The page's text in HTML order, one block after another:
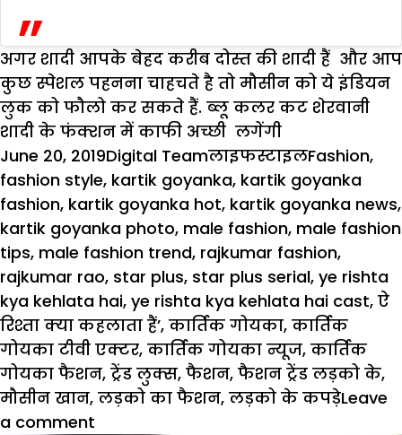
अगर शादी आपके बेहद करीब दोस्त की शादी हैं और आप
कुछ स्पेशल पहनना चाहचते है तो मौसीन को ये इंडियन
लुक को फौलो कर सकते हैं. ब्लू कलर कट शेरवानी
शादी के फंक्शन में काफी अच्छी लगेंगी
Posted
on
June 20, 2019Author
Digital TeamCategories
लाइफस्टाइलTags
Fashion,
fashion style, kartik goyanka, kartik goyanka
fashion, kartik goyanka hot, kartik goyanka news,
kartik goyanka photo, male fashion, male fashion
tips, male fashion trend, rajkumar fashion,
rajkumar rao, star plus, star plus serial, ye rishta
kya kehlata hai, ye rishta kya kehlata hai cast, ऐ
रिश्ता क्या कहलाता हैं’, कार्तिक गोयका, कार्तिक
गोयका टीवी एक्टर, कार्तिक गोयका न्यूज, कार्तिक
गोयका फैशन, ट्रेंड लुक्स, फैशन, फैशन ट्रेंड लड़को के,
मौसीन खान, लड़को का फैशन, लड़को के कपड़ेLeave
a comment